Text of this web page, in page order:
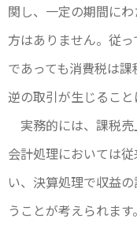
関し、一定の期間に
方はありません。従
であっても消費税は
逆の取引が生じること
実務的には、課税
会計処理においては
い、決算処理で収益
うことが考えられます。